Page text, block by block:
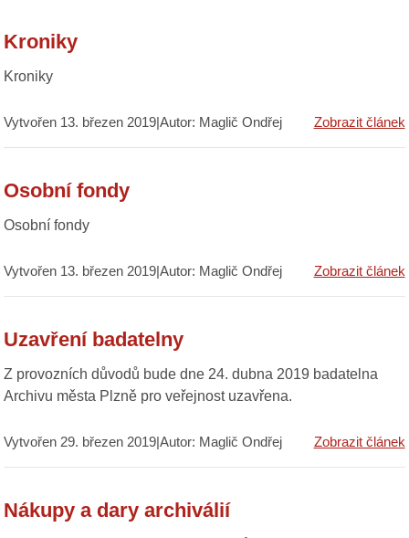
Kroniky
Kroniky
Vytvořen 13. březen 2019|Autor: Maglič Ondřej Zobrazit článek
Osobní fondy
Osobní fondy
Vytvořen 13. březen 2019|Autor: Maglič Ondřej Zobrazit článek
Uzavření badatelny
Z provozních důvodů bude dne 24. dubna 2019 badatelna
Archivu města Plzně pro veřejnost uzavřena.
Vytvořen 29. březen 2019|Autor: Maglič Ondřej Zobrazit článek
Nákupy a dary archiválií